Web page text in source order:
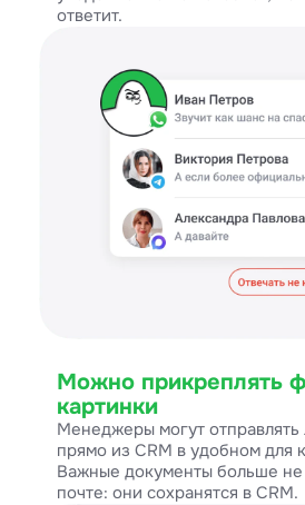
ответит.
Можно прикреплять
картинки
Менеджеры могут
прямо из CRM в удобном для
Важные документы больше не
почте: они сохранятся в CRM.